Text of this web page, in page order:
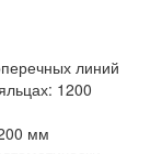
линий
1200
мм